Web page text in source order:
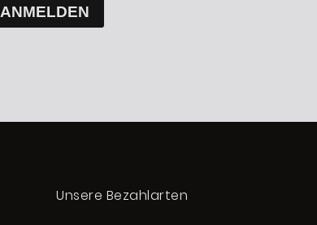
ANMELDEN
Unsere Bezahlarten